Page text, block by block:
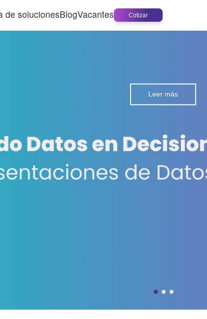
de solucionesBlogVacantes Cotizar
Leer más